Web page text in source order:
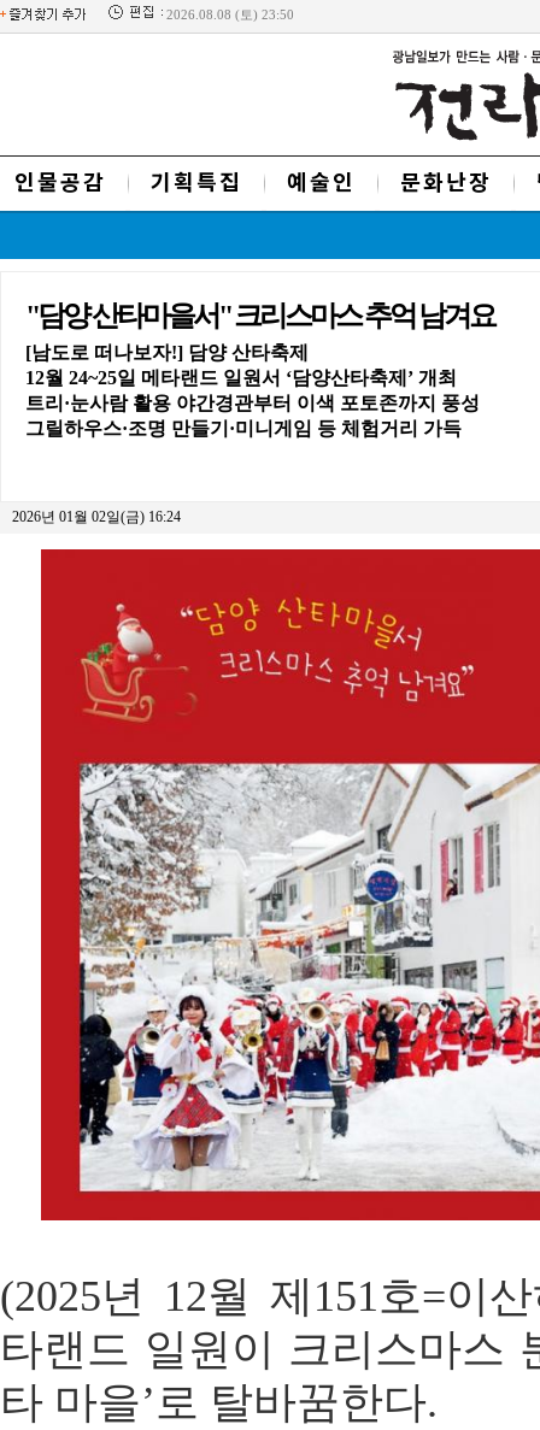
2026.08.08 (토) 23:50
인물공감 기획특집 예술인 문화난장
"담양 산타마을서" 크리스마스 추억 남겨요
[남도로 떠나보자!] 담양 산타축제
12월 24~25일 메타랜드 일원서 ‘담양산타축제’ 개최
트리·눈사람 활용 야간경관부터 이색 포토존까지 풍성
그릴하우스·조명 만들기·미니게임 등 체험거리 가득
2026년 01월 02일(금) 16:24
(2025년 12월 제151호=이
타랜드 일원이 크리스마스
타 마을’로 탈바꿈한다.